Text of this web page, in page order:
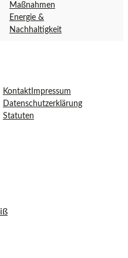
Maßnahmen
Energie &
Nachhaltigkeit
KontaktImpressum
Datenschutzerklärung
Statuten